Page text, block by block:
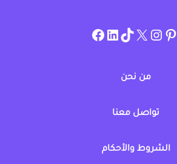
pinterest
allcouponat
twitter
TikTok
linkedin
facebook
من نحن
تواصل معنا
الشروط والأحكام